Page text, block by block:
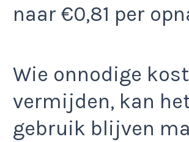
naar €0,81 per
Wie onnodige
vermijden, kan
gebruik blijven